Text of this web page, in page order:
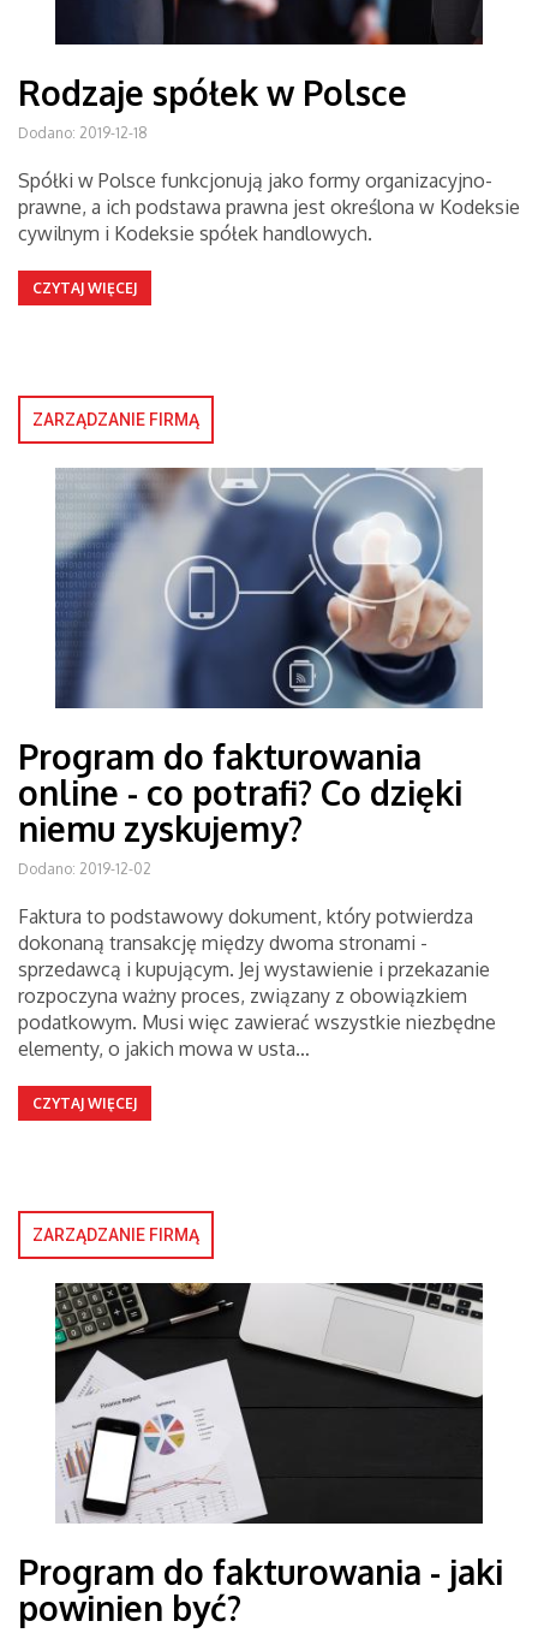
Rodzaje spółek w Polsce
Dodano: 2019-12-18
Spółki w Polsce funkcjonują jako formy organizacyjno-
prawne, a ich podstawa prawna jest określona w Kodeksie
cywilnym i Kodeksie spółek handlowych.
CZYTAJ WIĘCEJ
ZARZĄDZANIE FIRMĄ
Program do fakturowania
online - co potrafi? Co dzięki
niemu zyskujemy?
Dodano: 2019-12-02
Faktura to podstawowy dokument, który potwierdza
dokonaną transakcję między dwoma stronami -
sprzedawcą i kupującym. Jej wystawienie i przekazanie
rozpoczyna ważny proces, związany z obowiązkiem
podatkowym. Musi więc zawierać wszystkie niezbędne
elementy, o jakich mowa w usta…
CZYTAJ WIĘCEJ
ZARZĄDZANIE FIRMĄ
Program do fakturowania - jaki
powinien być?